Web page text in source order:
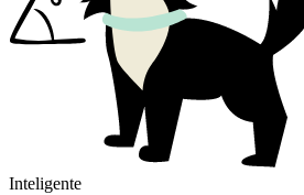
Inteligente